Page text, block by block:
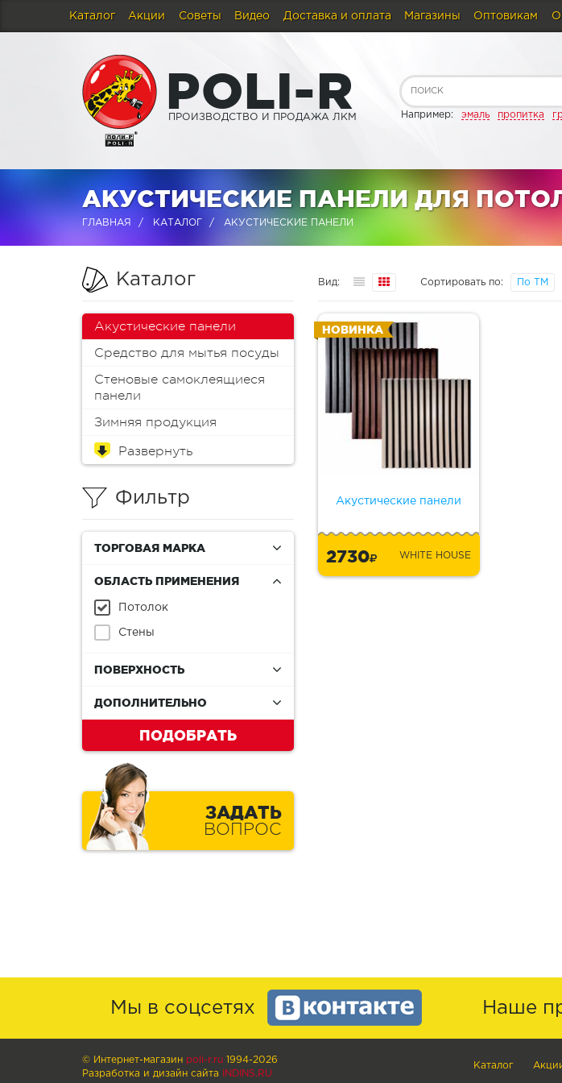
Каталог Акции Советы Видео Доставка и оплата Магазины Оптовикам О
POLI-R
ПРОИЗВОДСТВО И ПРОДАЖА ЛКМ Например: эмаль пропитка
АКУСТИЧЕСКИЕ ПАНЕЛИ ДЛЯ
ГЛАВНАЯ КАТАЛОГ АКУСТИЧЕСКИЕ ПАНЕЛИ
Каталог
Акустические панели
Средство для мытья посуды
Стеновые самоклеящиеся
панели
Зимняя продукция
Обои
Краска для мебели
Краски
Эмали
Пропитки
Аэрозоли
Масло
Колеры (пигменты)
Лаки
Антиплесень
Грунтовки
Защитные составы
Герметики
Монтажная пена
Шпатлевки
Клеи
Мастика
Растворители и смывки
Материалы для
реставрации
Инструменты
Распродажа
Фильтр
ТОРГОВАЯ МАРКА
ОБЛАСТЬ ПРИМЕНЕНИЯ
Потолок
Стены
ПОВЕРХНОСТЬ
ДОПОЛНИТЕЛЬНО
ПОДОБРАТЬ
ЗАДАТЬ
ВОПРОС
Вид: Сортировать по: По ТМ
Акустические панели
НОВИНКА
2730 WHITE HOUSE
Мы в соцсетях Наше
© Интернет-магазин poli-r.ru 1994-2026
Разработка и дизайн сайта
INDINS.RU
Каталог